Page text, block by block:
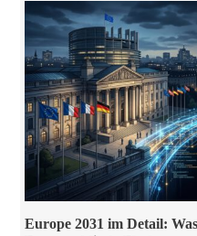
Europe 2031 im Detail: